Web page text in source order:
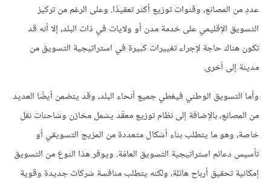
عددٍ من المصانع، وقنوات توزيع أكثر تعقيدًا. وعلى الرغم من تركيز
التسويق الإقليمي على خدمة مدن أو ولايات في ذات البلد، إلا أنه قد
تكون هناك حاجة لإجراء تغييرات كبيرة في استراتيجية التسويق من
مدينة إلى أخرى.
وأما التسويق الوطني فيغطي جميع أنحاء البلد، وقد يتضمن أيضًا العديد
من المصانع، بالإضافة إلى نظام توزيع معقّد يشمل مخازن وشاحنات نقل
خاصة، وهو ما يتطلب بناء أشكال متعددة من المزيج التسويقي أو
تأسيس دعائم استراتيجية التسويق العامّة. ويوفر هذا النوع من التسويق
إمكانية تحقيق أرباح هائلة، ولكنه يتطلب منافسة شركات جديدة وقوية